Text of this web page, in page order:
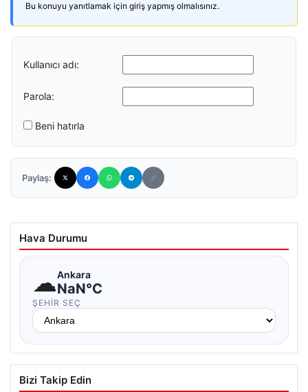
Bu konuyu yanıtlamak için giriş yapmış olmalısınız.
Kullanıcı adı:
Parola:
Beni hatırla
Paylaş:
Hava Durumu
☁Ankara
NaN°C
ŞEHIR SEÇ
Bizi Takip Edin